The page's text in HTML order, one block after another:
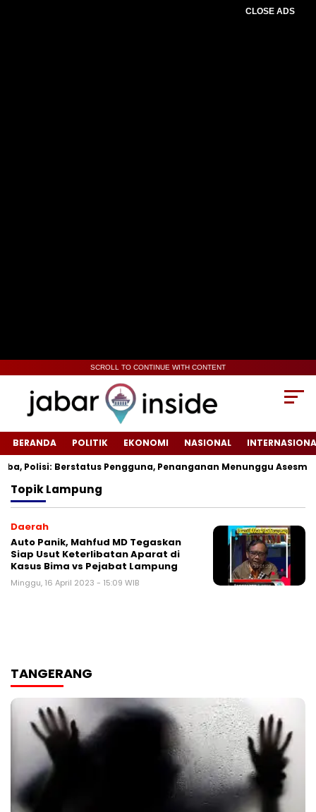
CLOSE ADS
SCROLL TO CONTINUE WITH CONTENT
BERANDA POLITIK EKONOMI NASIONAL
Polisi: Berstatus Pengguna, Penanganan Menunggu Asesmen
TopikLampung
Daerah
Auto Panik, Mahfud MD Tegaskan
Siap Usut Keterlibatan Aparat di
Kasus Bima vs Pejabat Lampung
Minggu, 16 April 2023 - 15:09 WIB
TANGERANG